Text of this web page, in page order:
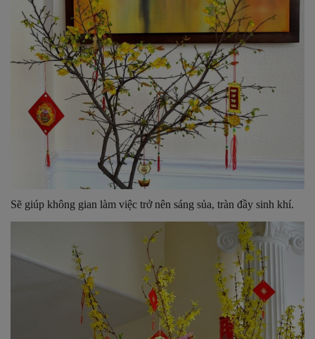
Sẽ giúp không gian làm việc trở nên sáng sủa, tràn đầy sinh khí.